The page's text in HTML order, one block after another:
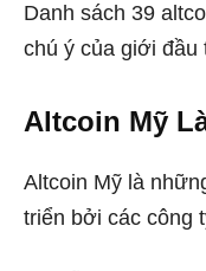
Danh sách 39
chú ý của giới
Altcoin Mỹ
Altcoin Mỹ là
triển bởi các công